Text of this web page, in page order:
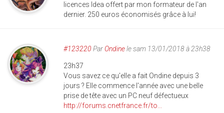
licences Idea offert par mon formateur de l'an
dernier. 250 euros économisés grâce à lui!
#123220 ParOndinele sam 13/01/2018 à 23h38
23h37
Vous savez ce qu'elle a fait Ondine depuis 3
jours ? Elle commence l'année avec une belle
prise de tête avec un PC neuf défectueux
http://forums.cnetfrance.fr/to...